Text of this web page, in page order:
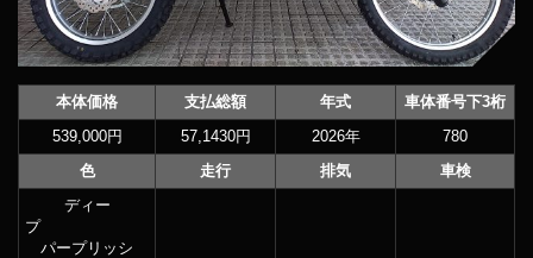
本体価格 支払総額 年式
車体番号下3桁
539,000円
57,1430円 2026年
780
色
走行 排気
車検
ディー
プ
パープリッシ